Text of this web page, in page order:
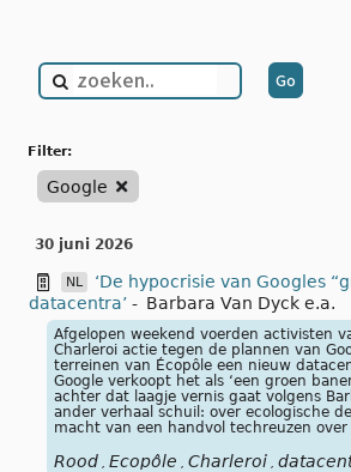
filter:
Google
30 juni 2026
NL
‘De hypocrisie van Googles
datacentra’ - Barbara Van Dyck e.a.
Afgelopen weekend voerden activisten
Charleroi actie tegen de plannen van
terreinen van Écopôle een nieuw
Google verkoopt het als ‘een groen
achter dat laagje vernis gaat volgens
ander verhaal schuil: over ecologische
macht van een handvol techreuzen over
Rood Ecopôle Charleroi